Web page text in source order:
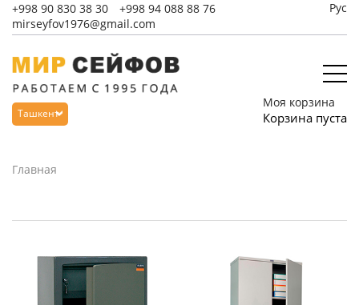
+998 90 830 38 30 +998 94 088 88 76
mirseyfov1976@gmail.com
Рус
Ташкент
Моя корзина
Корзина пуста
Главная